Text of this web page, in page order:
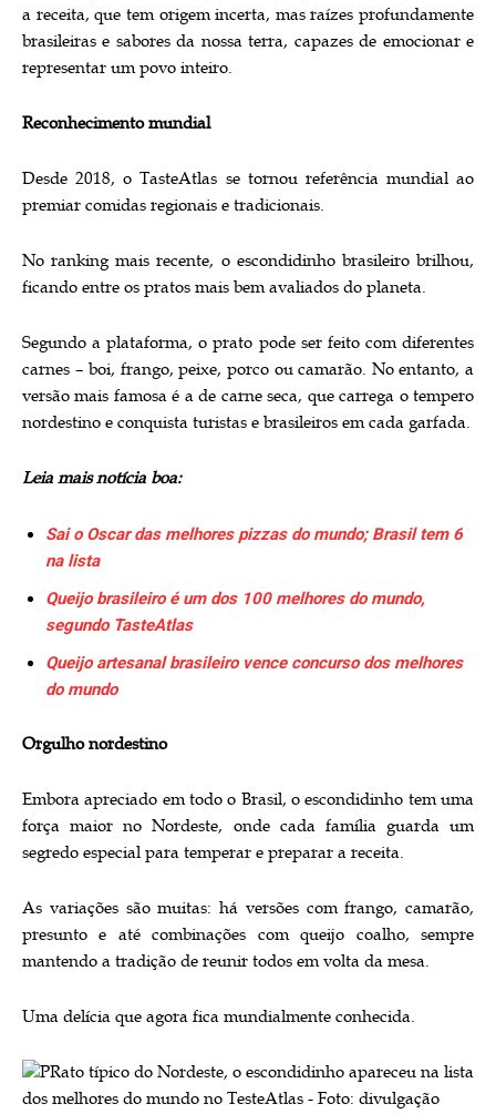
a receita, que tem origem incerta, mas raízes profundamente
brasileiras e sabores da nossa terra, capazes de emocionar e
representar um povo inteiro.
Reconhecimento mundial
Desde 2018, o TasteAtlas se tornou referência mundial ao
premiar comidas regionais e tradicionais.
No ranking mais recente, o escondidinho brasileiro brilhou,
ficando entre os pratos mais bem avaliados do planeta.
Segundo a plataforma, o prato pode ser feito com diferentes
carnes – boi, frango, peixe, porco ou camarão. No entanto, a
versão mais famosa é a de carne seca, que carrega o tempero
nordestino e conquista turistas e brasileiros em cada garfada.
Leia mais notícia boa:
Sai o Oscar das melhores pizzas do mundo; Brasil tem 6
na lista
Queijo brasileiro é um dos 100 melhores do mundo,
segundo TasteAtlas
Queijo artesanal brasileiro vence concurso dos melhores
do mundo
Orgulho nordestino
Embora apreciado em todo o Brasil, o escondidinho tem uma
força maior no Nordeste, onde cada família guarda um
segredo especial para temperar e preparar a receita.
As variações são muitas: há versões com frango, camarão,
presunto e até combinações com queijo coalho, sempre
mantendo a tradição de reunir todos em volta da mesa.
Uma delícia que agora fica mundialmente conhecida.